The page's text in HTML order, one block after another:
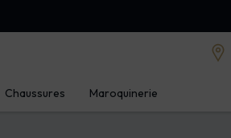
Chaussures Maroquinerie